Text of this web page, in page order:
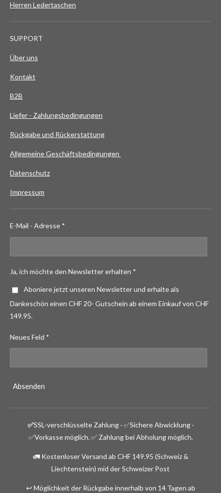
Herren Ledertaschen
SUPPORT
Über uns
Kontakt
B2B
Liefer - Zahlungsbedingungen
Rückgabe und Rückerstattung
Allgemeine Geschäftsbedingungen
Datenschutz
Impressum
E-Mail - Adresse *
Ja, ich möchte den Newsletter erhalten *
Aboniere jetzt unseren Newsletter und erhalte als
Dankeschön einen CHF 20- Gutschein ab einem Einkauf von CHF
149.95.
Neues Feld *
Absenden
✅SSL-verschlüsselte Zahlung · ✅Sichere Abwicklung ·
✅Vorkasse möglich. ✅ Zahlung bei Abholung möglich.
🚛 Kostenloser Versand ab CHF 149.95 (Schweiz &
Liechtenstein) mid der Schweizer Post
↩️ Möglichkeit der Rückgabe innerhalb von 14 Tagen ab